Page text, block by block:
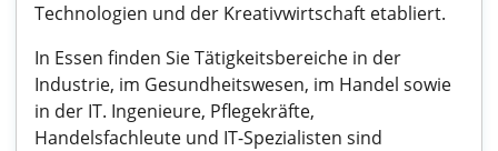
Technologien und der Kreativwirtschaft etabliert.
In Essen finden Sie Tätigkeitsbereiche in der
Industrie, im Gesundheitswesen, im Handel sowie
in der IT. Ingenieure, Pflegekräfte,
Handelsfachleute und IT-Spezialisten sind